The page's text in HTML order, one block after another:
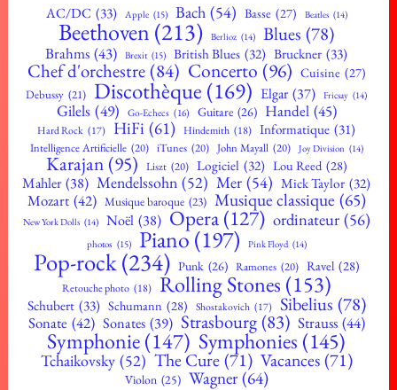
AC/DC (33) Apple (15) Bach (54) Basse (27) Beatles (14)
Beethoven (213) Berlioz (14) Blues (78)
Brahms (43) Brexit (15) British Blues (32) Bruckner (33)
Chef d'orchestre (84) Concerto (96) Cuisine (27)
Debussy (21) Discothèque (169) Elgar (37) Fricsay (14)
Gilels (49) Go-Echecs (16) Guitare (26) Handel (45)
Hard Rock (17) HiFi (61) Hindemith (18) Informatique (31)
Intelligence Artificielle (20) iTunes (20) John Mayall (20) Joy Division (14)
Karajan (95) Liszt (20) Logiciel (32) Lou Reed (28)
Mahler (38) Mendelssohn (52) Mer (54) Mick Taylor (32)
Mozart (42) Musique baroque (23) Musique classique (65)
New York Dolls (14) Noël (38) Opera (127) ordinateur (56)
photos (15) Piano(197) Pink Floyd (14)
Pop-rock(234) Punk (26) Ramones (20) Ravel (28)
Retouche photo (18) Rolling Stones (153)
Schubert (33) Schumann (28) Shostakovich (17) Sibelius (78)
Sonate (42) Sonates (39) Strasbourg (83) Strauss (44)
Symphonie(147) Symphonies (145)
Tchaikovsky (52) The Cure (71) Vacances (71)
Violon (25) Wagner (64)